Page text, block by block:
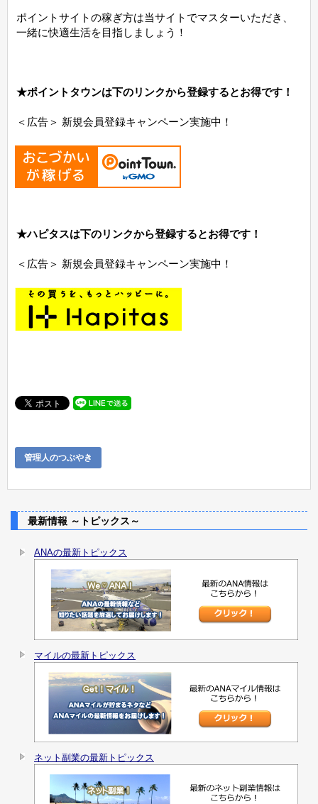
ポイントサイトの稼ぎ方は当サイトでマスターいただき、
一緒に快適生活を目指しましょう！
★ポイントタウンは下のリンクから登録するとお得です！
＜広告＞ 新規会員登録キャンペーン実施中！
★ハピタスは下のリンクから登録するとお得です！
＜広告＞ 新規会員登録キャンペーン実施中！
管理人のつぶやき
最新情報 ～トピックス～
ANAの最新トピックス
マイルの最新トピックス
ネット副業の最新トピックス